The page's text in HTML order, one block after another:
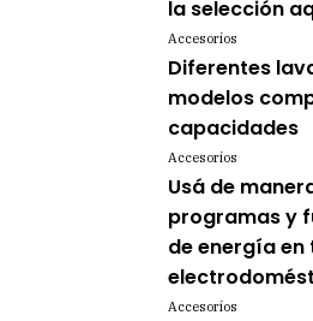
la selección
Diferentes
modelos
capacidades
Accesorios
Usá de
programas y
de energía en
Accesorios
Accesorios